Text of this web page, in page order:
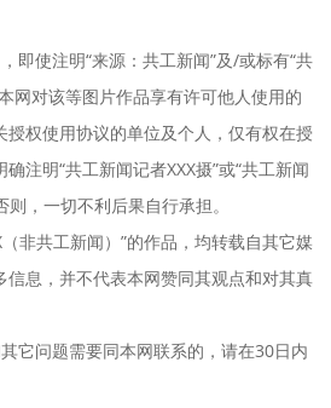
即使注明“来源：共工新闻”及/或标有“共
网对该等图片作品享有许可他人使用的
授权使用协议的单位及个人，仅有权在授
注明“共工新闻记者XXX摄”或“共工新闻
则，一切不利后果自行承担。
非共工新闻）”的作品，均转载自其它媒
信息，并不代表本网赞同其观点和对其真
它问题需要同本网联系的，请在30日内